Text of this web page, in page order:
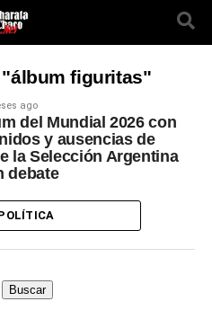
figuritas"
ago
del Mundial 2026 con
y ausencias de
la Selección Argentina
debate
Buscar